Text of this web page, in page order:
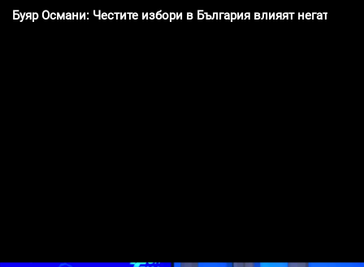
Буяр Османи: Честите избори в България влияят